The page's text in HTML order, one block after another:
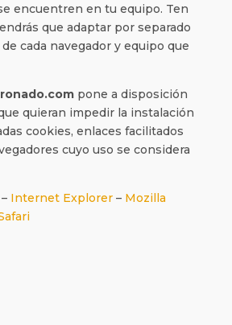
encuentren en tu equipo. Ten
que adaptar por separado
cada navegador y equipo que
pone a disposición
quieran impedir la instalación
cookies, enlaces facilitados
cuyo uso se considera
– Internet Explorer– Mozilla